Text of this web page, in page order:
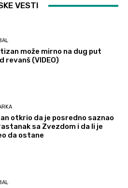
VESTI
može mirno na dug put
revanš (VIDEO)
otkrio da je posredno saznao
sa Zvezdom i da li je
da ostane